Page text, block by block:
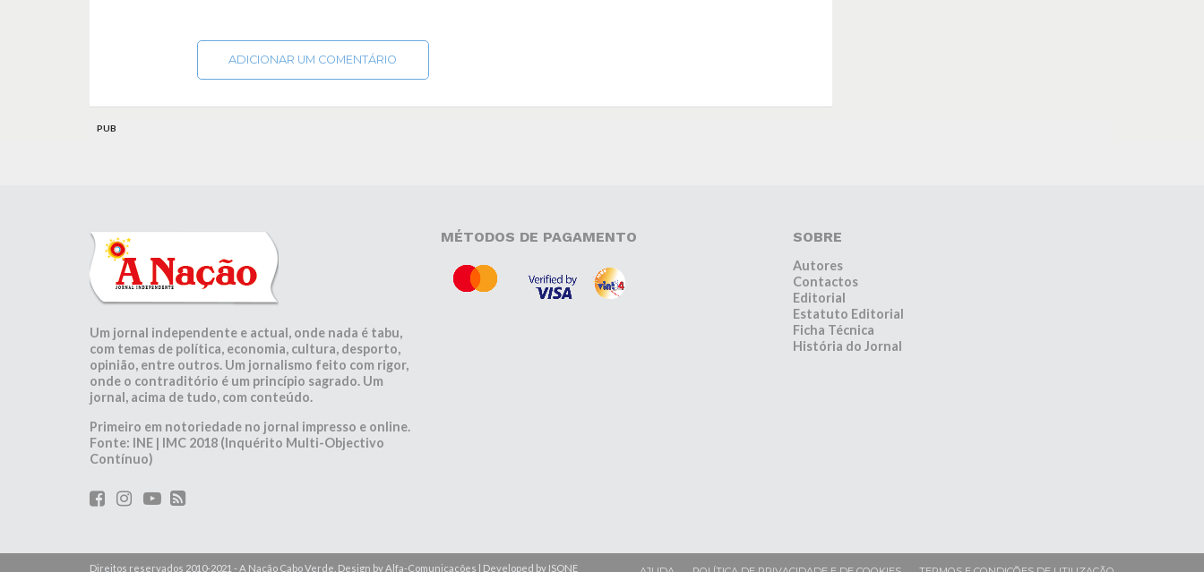
ADICIONAR UM COMENTÁRIO
PUB
Um jornal independente e actual, onde nada é tabu,
com temas de política, economia, cultura, desporto,
opinião, entre outros. Um jornalismo feito com rigor,
onde o contraditório é um princípio sagrado. Um
jornal, acima de tudo, com conteúdo.
Primeiro em notoriedade no jornal impresso e online.
Fonte: INE | IMC 2018 (Inquérito Multi-Objectivo
Contínuo)
MÉTODOS DE PAGAMENTO SOBRE
Autores
Contactos
Editorial
Estatuto Editorial
Ficha Técnica
História do Jornal
Direitos reservados 2010-2021 - A Nação Cabo Verde. Design by Alfa-Comunicações | Developed by ISONE